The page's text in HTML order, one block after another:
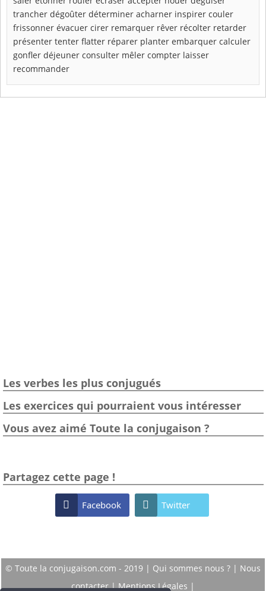
trancher dégoûter déterminer acharner inspirer couler
frissonner évacuer cirer remarquer rêver récolter retarder
présenter tenter flatter réparer planter embarquer calculer
gonfler déjeuner consulter mêler compter laisser
recommander
Les verbes les plus conjugués
Les exercices qui pourraient vous intéresser
Vous avez aimé Toute la conjugaison ?
Partagez cette page !
 Facebook  Twitter
© Toute la conjugaison.com - 2019 | Qui sommes nous ? | Nous
contacter|Mentions Légales |